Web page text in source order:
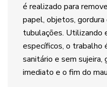
é realizado para
papel, objetos, gordura
tubulações. Utilizando
específicos, o trabalho
sanitário e sem sujeira,
imediato e o fim do